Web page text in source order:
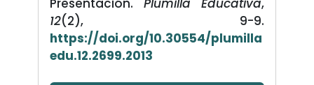
12(2), 9-9.
https://doi.org/10.30554/plumilla
edu.12.2699.2013